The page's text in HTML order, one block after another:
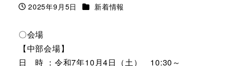
投稿日
2025年9月5日 カテゴリー
新着情報
〇会場
【中部会場】
日 時 ：令和7年10月4日（土） 10:30～